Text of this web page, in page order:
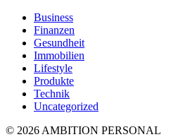
Business
Finanzen
Gesundheit
Immobilien
Lifestyle
Produkte
Technik
Uncategorized
© 2026 AMBITION PERSONAL